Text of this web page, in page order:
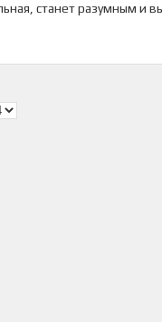
станет разумным и